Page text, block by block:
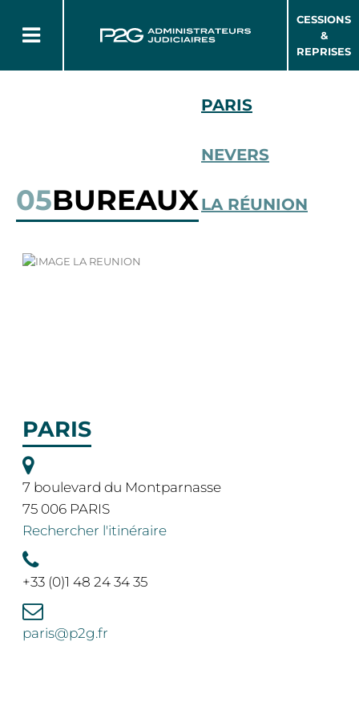
CESSIONS
&
REPRISES
05BUREAUX
PARIS
NEVERS
LA RÉUNION
PARIS
7 boulevard du Montparnasse
75 006 PARIS
Rechercher l'itinéraire
+33 (0)1 48 24 34 35
paris@p2g.fr